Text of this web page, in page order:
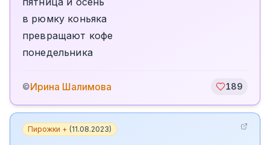
в рюмку коньяка
превращают кофе
понедельника
©Ирина Шалимова 189
Пирожки + (11.08.2023)